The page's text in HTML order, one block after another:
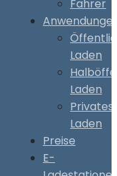
Fahrer
Laden
Laden
Privates
Laden
Preise
E-